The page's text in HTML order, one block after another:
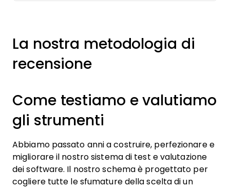
La nostra metodologia di
recensione
Come testiamo e valutiamo
gli strumenti
Abbiamo passato anni a costruire, perfezionare e
migliorare il nostro sistema di test e valutazione
dei software. Il nostro schema è progettato per
cogliere tutte le sfumature della scelta di un